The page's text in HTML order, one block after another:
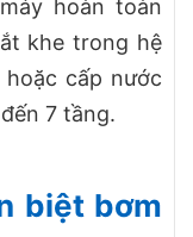
hoàn toàn
khe trong hệ
cấp nước
7 tầng.
biệt bơm